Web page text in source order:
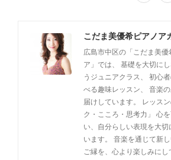
広島市中区の「こだま美優
ア」では、 基礎を大切に
うジュニアクラス、 初心
べる趣味レッスン、 音楽
届けしています。 レッス
ク・こころ・思考力」 心
い、自分らしい表現を大
います。 音楽を通じて新
ご縁を、心より楽しみにし